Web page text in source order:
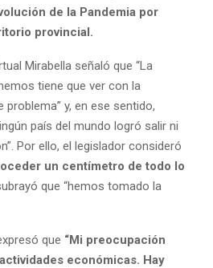
de la Pandemia por
provincial.
Mirabella señaló que “La
tiene que ver con la
y, en ese sentido,
país del mundo logró salir ni
Por ello, el legislador consideró
un centímetro de todo lo
que “hemos tomado la
que “Mi preocupación
económicas. Hay